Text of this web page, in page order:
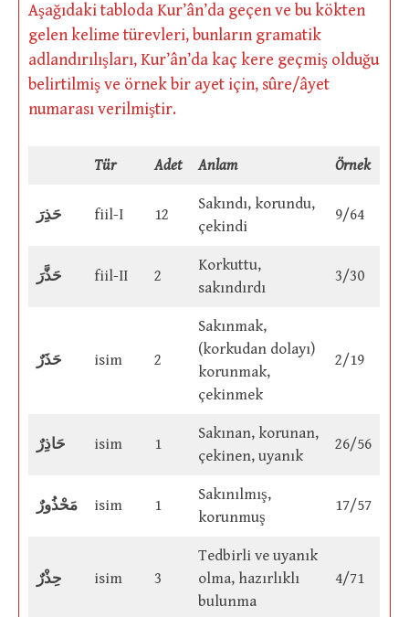
Aşağıdaki tabloda Kur’ân’da geçen ve bu kökten
gelen kelime türevleri, bunların gramatik
adlandırılışları, Kur’ân’da kaç kere geçmiş olduğu
belirtilmiş ve örnek bir ayet için, sûre/âyet
numarası verilmiştir.
Tür Adet Anlam Örnek
حَذِرَ fiil-I 12
Sakındı, korundu,
çekindi
9/64
حَذَّرَ fiil-II 2
Korkuttu,
sakındırdı
3/30
حَذَرٌ isim 2
Sakınmak,
(korkudan dolayı)
korunmak,
çekinmek
2/19
حَاذِرٌ isim 1
Sakınan, korunan,
çekinen, uyanık
26/56
مَحْذُورٌ isim 1
Sakınılmış,
korunmuş
17/57
حِذْرٌ isim 3
Tedbirli ve uyanık
olma, hazırlıklı
bulunma
4/71